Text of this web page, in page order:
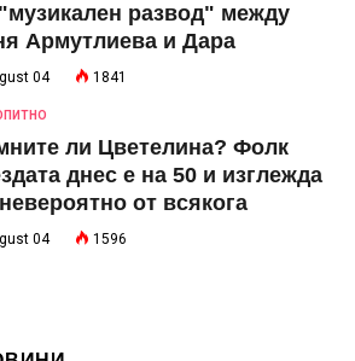
развод" между
Армутлиева и Дара
04 1841
ли Цветелина? Фолк
днес е на 50 и изглежда
от всякога
04 1596